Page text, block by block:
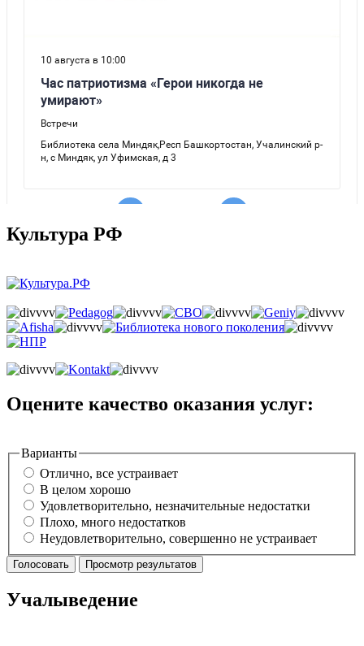
Культура РФ
Оцените качество оказания услуг:
Варианты
Отлично, все устраивает
В целом хорошо
Удовлетворительно, незначительные недостатки
Плохо, много недостатков
Неудовлетворительно, совершенно не устраивает
Учалыведение